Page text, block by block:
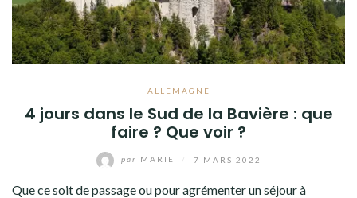
ALLEMAGNE
4 jours dans le Sud de la Bavière : que
faire ? Que voir ?
par MARIE 7 MARS 2022
Que ce soit de passage ou pour agrémenter un séjour à